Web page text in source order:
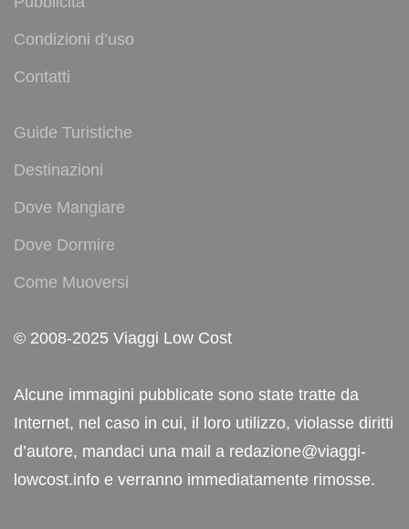
Condizioni d’uso
Contatti
Guide Turistiche
Destinazioni
Dove Mangiare
Dove Dormire
Come Muoversi
© 2008-2025 Viaggi Low Cost
Alcune immagini pubblicate sono state tratte da
Internet, nel caso in cui, il loro utilizzo, violasse diritti
d’autore, mandaci una mail a redazione@viaggi-
lowcost.info e verranno immediatamente rimosse.